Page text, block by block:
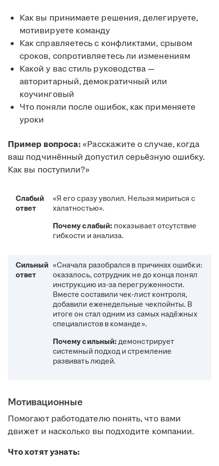
Как вы принимаете решения, делегируете,
мотивируете команду
Как справляетесь с конфликтами, срывом
сроков, сопротивляетесь ли изменениям
Какой у вас стиль руководства —
авторитарный, демократичный или
коучинговый
Что поняли после ошибок, как применяете
уроки
Пример вопроса:«Расскажите о случае, когда
ваш подчинённый допустил серьёзную ошибку.
Как вы поступили?»
Слабый
ответ
«Я его сразу уволил. Нельзя мириться с
халатностью».
Почему слабый: показывает отсутствие
гибкости и анализа.
Сильный
ответ
«Сначала разобрался в причинах ошибки:
оказалось, сотрудник не до конца понял
инструкцию из-за перегруженности.
Вместе составили чек-лист контроля,
добавили еженедельные чекпойнты. В
итоге он стал одним из самых надёжных
специалистов в команде».
Почему сильный:демонстрирует
системный подход и стремление
развивать людей.
Мотивационные
Помогают работодателю понять, что вами
движет и насколько вы подходите компании.
Что хотят узнать: